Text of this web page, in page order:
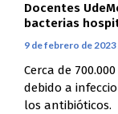
Docentes
bacterias
9 de febrero de 2023
Cerca de
debido a
los antibióticos.